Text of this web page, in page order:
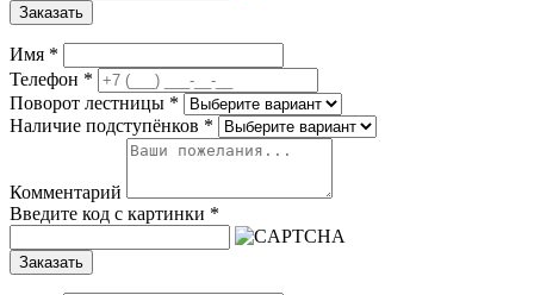
Заказать
Имя *
Телефон *
Поворот лестницы *
Наличие подступёнков *
Комментарий
Введите код с картинки *
Заказать